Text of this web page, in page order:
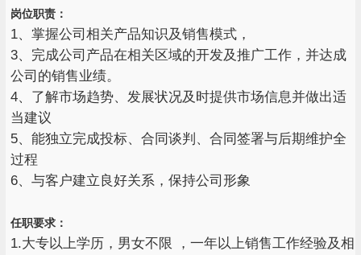
岗位职责：
1、掌握公司相关产品知识及销售模式，
3、完成公司产品在相关区域的开发及推广工作，并达成
公司的销售业绩。
4、了解市场趋势、发展状况及时提供市场信息并做出适
当建议
5、能独立完成投标、合同谈判、合同签署与后期维护全
过程
6、与客户建立良好关系，保持公司形象
任职要求：
1.大专以上学历，男女不限 ，一年以上销售工作经验及相